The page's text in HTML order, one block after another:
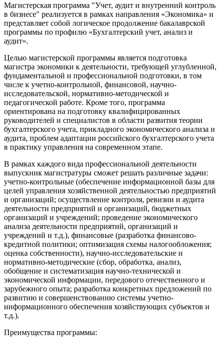
Магистерская программа "Учет, аудит и внутренний контроль
в бизнесе" реализуется в рамках направления «Экономика» и
представляет собой логическое продолжение бакалаврской
программы по профилю «Бухгалтерский учет, анализ и
аудит».
Целью магистерской программы является подготовка
магистра экономики к деятельности, требующей углубленной,
фундаментальной и профессиональной подготовки, в том
числе к учетно-контрольной, финансовой, научно-
исследовательской, нормативно-методической и
педагогической работе. Кроме того, программа
ориентирована на подготовку квалифицированных
руководителей и специалистов в области развития теории
бухгалтерского учета, прикладного экономического анализа и
аудита, проблем адаптации российского бухгалтерского учета
в практику управления на современном этапе.
В рамках каждого вида профессиональной деятельности
выпускник магистратуры сможет решать различные задачи:
учетно-контрольные (обеспечение информационной базы для
целей управления хозяйственной деятельностью предприятий
и организаций; осуществление контроля, ревизии и аудита
деятельности предприятий и организаций, бюджетных
организаций и учреждений; проведение экономического
анализа деятельности предприятий, организаций и
учреждений и т.д.), финансовые (разработка финансово-
кредитной политики; оптимизация схемы налогообложения;
оценка собственности), научно-исследовательские и
нормативно-методические (сбор, обработка, анализ,
обобщение и систематизация научно-технической и
экономической информации, передового отечественного и
зарубежного опыта; разработка конкретных предложений по
развитию и совершенствованию системы учетно-
информационного обеспечения хозяйствующих субъектов и
т.д.).
Преимущества программы: